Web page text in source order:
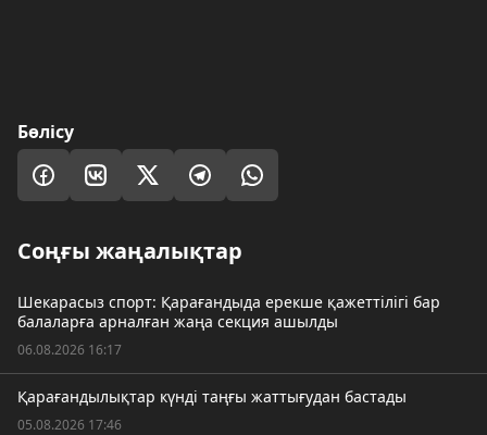
Бөлісу
Соңғы жаңалықтар
Шекарасыз спорт: Қарағандыда ерекше қажеттілігі бар
балаларға арналған жаңа секция ашылды
06.08.2026 16:17
Қарағандылықтар күнді таңғы жаттығудан бастады
05.08.2026 17:46